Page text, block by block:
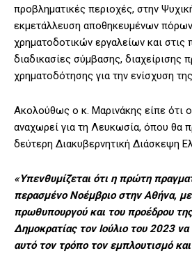
προβληματικές περιοχές, στην
εκμετάλλευση αποθηκευμένων
χρηματοδοτικών εργαλείων και στις
διαδικασίες σύμβασης, διαχείρισης
χρηματοδότησης για την ενίσχυση
Ακολούθως ο κ. Μαρινάκης είπε ότι
αναχωρεί για τη Λευκωσία, όπου θα
δεύτερη Διακυβερνητική Διάσκεψη
«Υπενθυμίζεται ότι η πρώτη
περασμένο Νοέμβριο στην Αθήνα,
πρωθυπουργού και του προέδρου
Δημοκρατίας τον Ιούλιο του 2023
αυτό τον τρόπο τον εμπλουτισμό